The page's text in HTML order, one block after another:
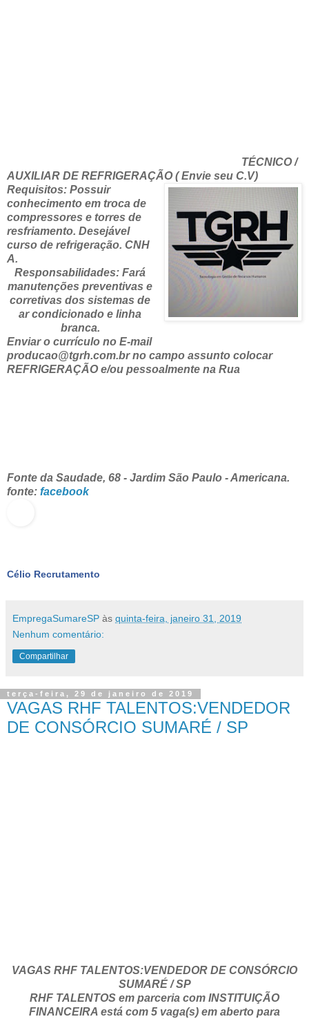
TÉCNICO /
AUXILIAR DE REFRIGERAÇÃO ( Envie seu C.V)
Requisitos: Possuir
conhecimento em troca de
compressores e torres de
resfriamento. Desejável
curso de refrigeração. CNH
A.
Responsabilidades: Fará
manutenções preventivas e
corretivas dos sistemas de
ar condicionado e linha
branca.
Enviar o currículo no E-mail
producao@tgrh.com.br no campo assunto colocar
REFRIGERAÇÃO e/ou pessoalmente na Rua
Fonte da Saudade, 68 - Jardim São Paulo - Americana.
fonte: facebook
Célio Recrutamento
EmpregaSumareSP às quinta-feira, janeiro 31, 2019
Nenhum comentário:
Compartilhar
terça-feira, 29 de janeiro de 2019
VAGAS RHF TALENTOS:VENDEDOR
DE CONSÓRCIO SUMARÉ / SP
VAGAS RHF TALENTOS:VENDEDOR DE CONSÓRCIO
SUMARÉ / SP
RHF TALENTOS em parceria com INSTITUIÇÃO
FINANCEIRA está com 5 vaga(s) em aberto para